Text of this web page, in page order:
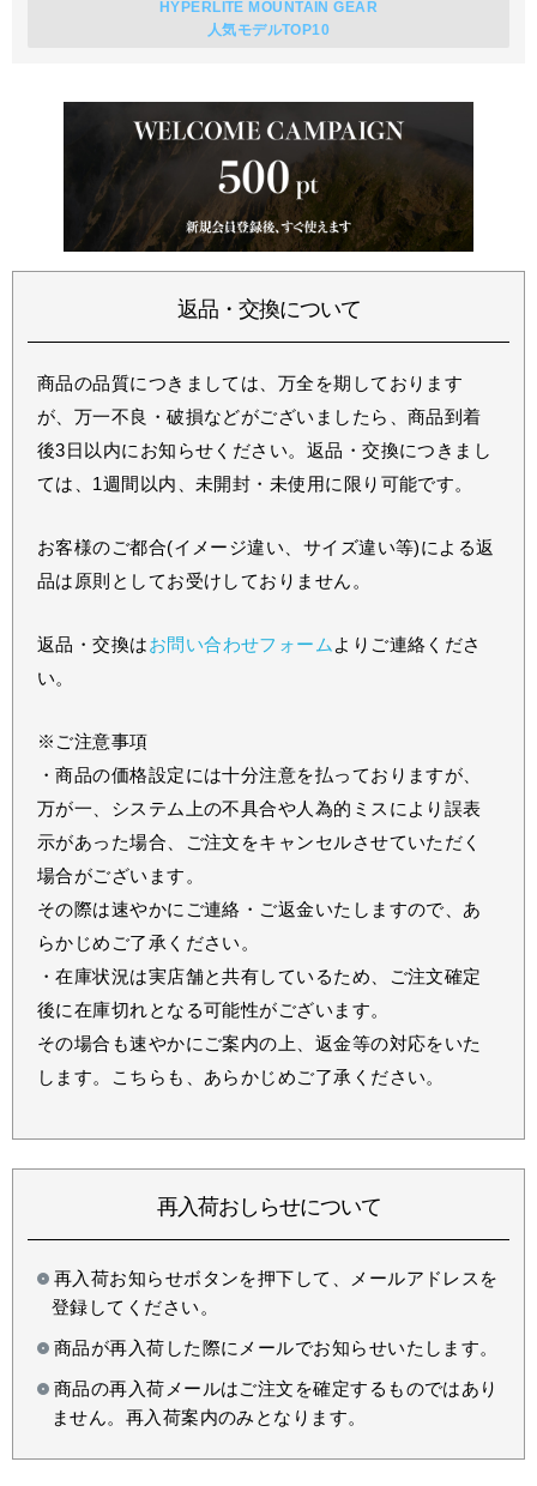
HYPERLITE MOUNTAIN GEAR
人気モデルTOP10
返品・交換について
商品の品質につきましては、万全を期しております
が、万一不良・破損などがございましたら、商品到着
後3日以内にお知らせください。返品・交換につきまし
ては、1週間以内、未開封・未使用に限り可能です。
お客様のご都合(イメージ違い、サイズ違い等)による返
品は原則としてお受けしておりません。
返品・交換はお問い合わせフォーム よりご連絡くださ
い。
※ご注意事項
・商品の価格設定には十分注意を払っておりますが、
万が一、システム上の不具合や人為的ミスにより誤表
示があった場合、ご注文をキャンセルさせていただく
場合がございます。
その際は速やかにご連絡・ご返金いたしますので、あ
らかじめご了承ください。
・在庫状況は実店舗と共有しているため、ご注文確定
後に在庫切れとなる可能性がございます。
その場合も速やかにご案内の上、返金等の対応をいた
します。こちらも、あらかじめご了承ください。
再入荷おしらせについて
再入荷お知らせボタンを押下して、メールアドレスを
登録してください。
商品が再入荷した際にメールでお知らせいたします。
商品の再入荷メールはご注文を確定するものではあり
ません。再入荷案内のみとなります。